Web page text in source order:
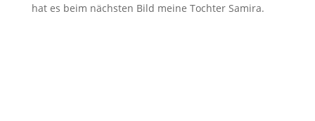
hat es beim nächsten Bild meine Tochter Samira.